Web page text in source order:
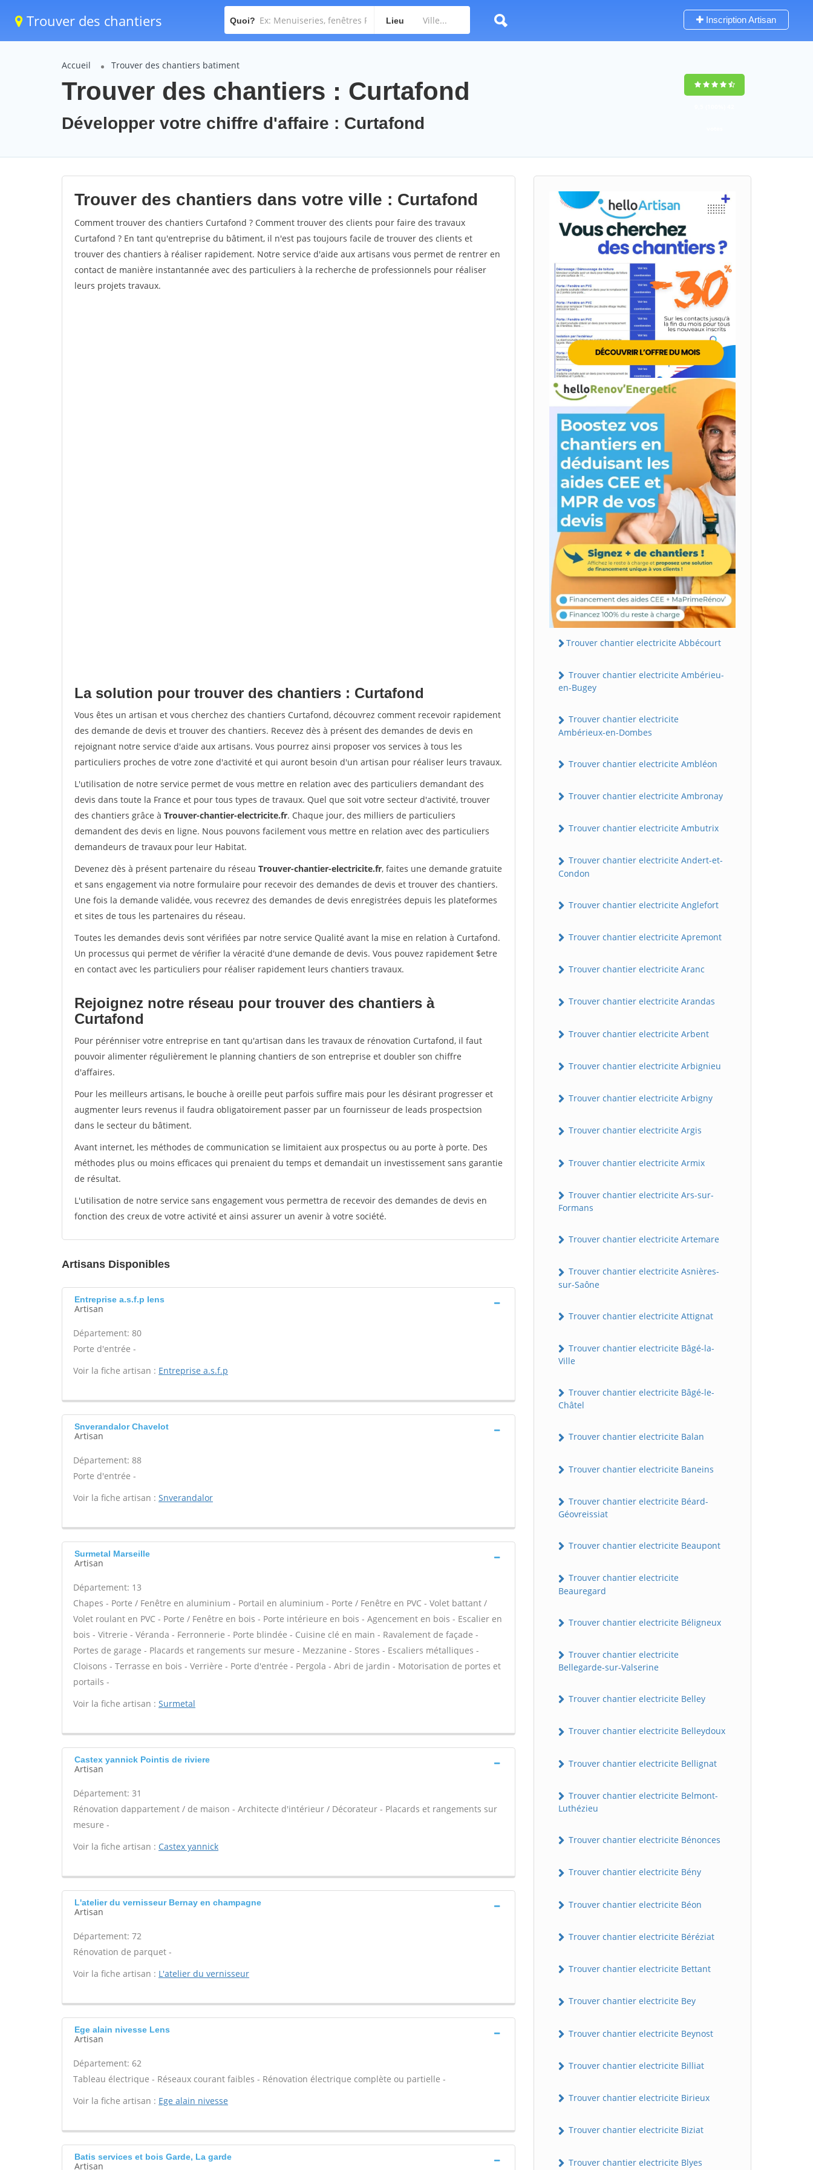
Trouver des chantiers Quoi? Lieu Inscription Artisan
Accueil Trouver des chantiers batiment
Trouver des chantiers : Curtafond
Développer votre chiffre d'affaire : Curtafond
Trouver des chantiers dans votre ville : Curtafond
Comment trouver des chantiers Curtafond ? Comment trouver des clients pour faire des travaux
Curtafond ? En tant qu'entreprise du bâtiment, il n'est pas toujours facile de trouver des clients et
trouver des chantiers à réaliser rapidement. Notre service d'aide aux artisans vous permet de rentrer en
contact de manière instantannée avec des particuliers à la recherche de professionnels pour réaliser
leurs projets travaux.
La solution pour trouver des chantiers : Curtafond
Vous êtes un artisan et vous cherchez des chantiers Curtafond, découvrez comment recevoir rapidement
des demande de devis et trouver des chantiers. Recevez dès à présent des demandes de devis en
rejoignant notre service d'aide aux artisans. Vous pourrez ainsi proposer vos services à tous les
particuliers proches de votre zone d'activité et qui auront besoin d'un artisan pour réaliser leurs travaux.
L'utilisation de notre service permet de vous mettre en relation avec des particuliers demandant des
devis dans toute la France et pour tous types de travaux. Quel que soit votre secteur d'activité, trouver
des chantiers grâce à Trouver-chantier-electricite.fr. Chaque jour, des milliers de particuliers
demandent des devis en ligne. Nous pouvons facilement vous mettre en relation avec des particuliers
demandeurs de travaux pour leur Habitat.
Devenez dès à présent partenaire du réseau Trouver-chantier-electricite.fr, faites une demande gratuite
et sans engagement via notre formulaire pour recevoir des demandes de devis et trouver des chantiers.
Une fois la demande validée, vous recevrez des demandes de devis enregistrées depuis les plateformes
et sites de tous les partenaires du réseau.
Toutes les demandes devis sont vérifiées par notre service Qualité avant la mise en relation à Curtafond.
Un processus qui permet de vérifier la véracité d'une demande de devis. Vous pouvez rapidement $etre
en contact avec les particuliers pour réaliser rapidement leurs chantiers travaux.
Rejoignez notre réseau pour trouver des chantiers à
Curtafond
Pour pérénniser votre entreprise en tant qu'artisan dans les travaux de rénovation Curtafond, il faut
pouvoir alimenter régulièrement le planning chantiers de son entreprise et doubler son chiffre
d'affaires.
Pour les meilleurs artisans, le bouche à oreille peut parfois suffire mais pour les désirant progresser et
augmenter leurs revenus il faudra obligatoirement passer par un fournisseur de leads prospectsion
dans le secteur du bâtiment.
Avant internet, les méthodes de communication se limitaient aux prospectus ou au porte à porte. Des
méthodes plus ou moins efficaces qui prenaient du temps et demandait un investissement sans garantie
de résultat.
L'utilisation de notre service sans engagement vous permettra de recevoir des demandes de devis en
fonction des creux de votre activité et ainsi assurer un avenir à votre société.
Artisans Disponibles
Entreprise a.s.f.p Iens
Artisan
Département: 80
Porte d'entrée -
Voir la fiche artisan : Entreprise a.s.f.p
Snverandalor Chavelot
Artisan
Département: 88
Porte d'entrée -
Voir la fiche artisan : Snverandalor
Surmetal Marseille
Artisan
Département: 13
Chapes - Porte / Fenêtre en aluminium - Portail en aluminium - Porte / Fenêtre en PVC - Volet battant /
Volet roulant en PVC - Porte / Fenêtre en bois - Porte intérieure en bois - Agencement en bois - Escalier en
bois - Vitrerie - Véranda - Ferronnerie - Porte blindée - Cuisine clé en main - Ravalement de façade -
Portes de garage - Placards et rangements sur mesure - Mezzanine - Stores - Escaliers métalliques -
Cloisons - Terrasse en bois - Verrière - Porte d'entrée - Pergola - Abri de jardin - Motorisation de portes et
portails -
Voir la fiche artisan : Surmetal
Castex yannick Pointis de riviere
Artisan
Département: 31
Rénovation dappartement / de maison - Architecte d'intérieur / Décorateur - Placards et rangements sur
mesure -
Voir la fiche artisan : Castex yannick
L'atelier du vernisseur Bernay en champagne
Artisan
Département: 72
Rénovation de parquet -
Voir la fiche artisan : L'atelier du vernisseur
Ege alain nivesse Lens
Artisan
Département: 62
Tableau électrique - Réseaux courant faibles - Rénovation électrique complète ou partielle -
Voir la fiche artisan : Ege alain nivesse
Batis services et bois Garde, La garde
Artisan
Trouver chantier electricite Abbécourt
Trouver chantier electricite Ambérieu-
en-Bugey
Trouver chantier electricite
Ambérieux-en-Dombes
Trouver chantier electricite Ambléon
Trouver chantier electricite Ambronay
Trouver chantier electricite Ambutrix
Trouver chantier electricite Andert-et-
Condon
Trouver chantier electricite Anglefort
Trouver chantier electricite Apremont
Trouver chantier electricite Aranc
Trouver chantier electricite Arandas
Trouver chantier electricite Arbent
Trouver chantier electricite Arbignieu
Trouver chantier electricite Arbigny
Trouver chantier electricite Argis
Trouver chantier electricite Armix
Trouver chantier electricite Ars-sur-
Formans
Trouver chantier electricite Artemare
Trouver chantier electricite Asnières-
sur-Saône
Trouver chantier electricite Attignat
Trouver chantier electricite Bâgé-la-
Ville
Trouver chantier electricite Bâgé-le-
Châtel
Trouver chantier electricite Balan
Trouver chantier electricite Baneins
Trouver chantier electricite Béard-
Géovreissiat
Trouver chantier electricite Beaupont
Trouver chantier electricite
Beauregard
Trouver chantier electricite Béligneux
Trouver chantier electricite
Bellegarde-sur-Valserine
Trouver chantier electricite Belley
Trouver chantier electricite Belleydoux
Trouver chantier electricite Bellignat
Trouver chantier electricite Belmont-
Luthézieu
Trouver chantier electricite Bénonces
Trouver chantier electricite Bény
Trouver chantier electricite Béon
Trouver chantier electricite Béréziat
Trouver chantier electricite Bettant
Trouver chantier electricite Bey
Trouver chantier electricite Beynost
Trouver chantier electricite Billiat
Trouver chantier electricite Birieux
Trouver chantier electricite Biziat
Trouver chantier electricite Blyes